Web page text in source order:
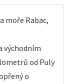
moře Rabac,
východním
od Puly
o